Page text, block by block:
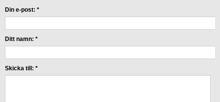
Din e-post: *
Ditt namn: *
Skicka till: *